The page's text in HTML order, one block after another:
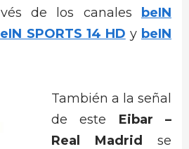
de los canales beIN
SPORTS 14 HD y beIN
También a la señal
de este Eibar –
Real Madrid
se